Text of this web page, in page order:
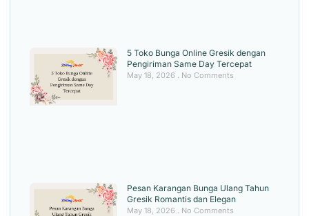
5 Toko Bunga Online Gresik dengan
Pengiriman Same Day Tercepat
May 18, 2026 No Comments
Pesan Karangan Bunga Ulang Tahun
Gresik Romantis dan Elegan
May 18, 2026 No Comments